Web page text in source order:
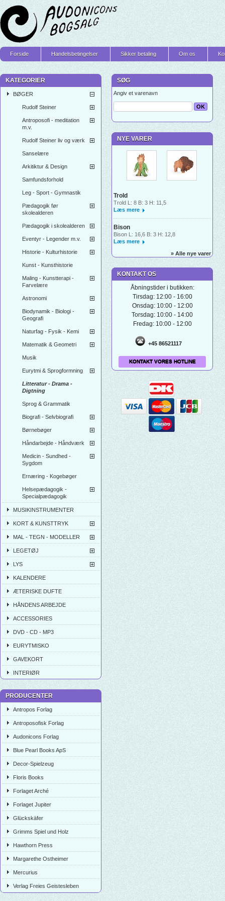
Forside Handelsbetingelser Sikker betaling Om os
KATEGORIER
BØGER
Rudolf Steiner
Antroposofi - meditation
m.v.
Rudolf Steiner liv og værk
Sanselære
Arkitiktur & Design
Samfundsforhold
Leg - Sport - Gymnastik
Pædagogik før
skolealderen
Pædagogik i skolealderen
Eventyr - Legender m.v.
Historie - Kulturhistorie
Kunst - Kunsthistorie
Maling - Kunstterapi -
Farvelære
Astronomi
Biodynamik - Biologi -
Geografi
Naturfag - Fysik - Kemi
Matematik & Geometri
Musik
Eurytmi & Sprogformning
Litteratur - Drama -
Digtning
Sprog & Grammatik
Biografi - Selvbiografi
Børnebøger
Håndarbejde - Håndværk
Medicin - Sundhed -
Sygdom
Ernæring - Kogebøger
Helsepædagogik -
Specialpædagogik
MUSIKINSTRUMENTER
KORT & KUNSTTRYK
MAL - TEGN - MODELLER
LEGETØJ
LYS
KALENDERE
ÆTERISKE DUFTE
HÅNDENS ARBEJDE
ACCESSORIES
DVD - CD - MP3
EURYTMISKO
GAVEKORT
INTERIØR
PRODUCENTER
Antropos Forlag
Antroposofisk Forlag
Audonicons Forlag
Blue Pearl Books ApS
Decor-Spielzeug
Floris Books
Forlaget Arché
Forlaget Jupiter
Glückskäfer
Grimms Spiel und Holz
Hawthorn Press
Margarethe Ostheimer
Mercurius
Verlag Freies Geistesleben
SØG
Angiv et varenavn
NYE VARER
Trold
Trold L: 8 B: 3 H: 11,5
Læs mere
Bison
Bison L: 16,6 B: 3 H: 12,8
Læs mere
» Alle nye varer
KONTAKT OS
Åbningstider i butikken:
Tirsdag: 12:00 - 16:00
Onsdag: 10:00 - 12:00
Torsdag: 10:00 - 14:00
Fredag: 10:00 - 12:00
+45 86521117
KONTAKT VORES HOTLINE